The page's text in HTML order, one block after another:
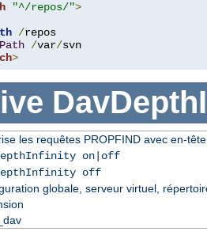
"^/repos/">
/repos
/var/
>
les requêtes PROPFIND avec en-
on|off
off
globale, serveur virtuel,